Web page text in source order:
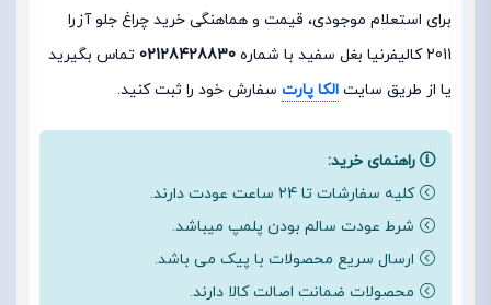
برای استعلام موجودی، قیمت و هماهنگی خرید چراغ جلو آزرا
2011 کالیفرنیا بغل سفید با شماره
02128428830 تماس بگیرید
یا از طریق سایت الکا پارت سفارش خود را ثبت کنید.
راهنمای خرید:
کلیه سفارشات تا 24 ساعت عودت دارند.
شرط عودت سالم بودن پلمپ میباشد.
ارسال سریع محصولات با پیک می باشد.
محصولات ضمانت اصالت کالا دارند.